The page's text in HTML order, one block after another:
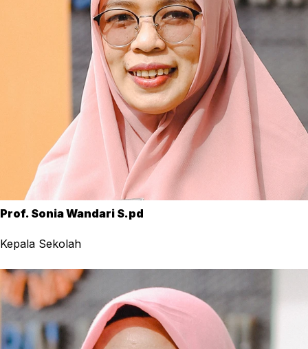
Prof. Sonia Wandari S.pd
Kepala Sekolah